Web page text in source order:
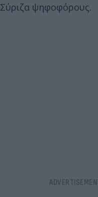
Σύριζα ψηφοφόρους.